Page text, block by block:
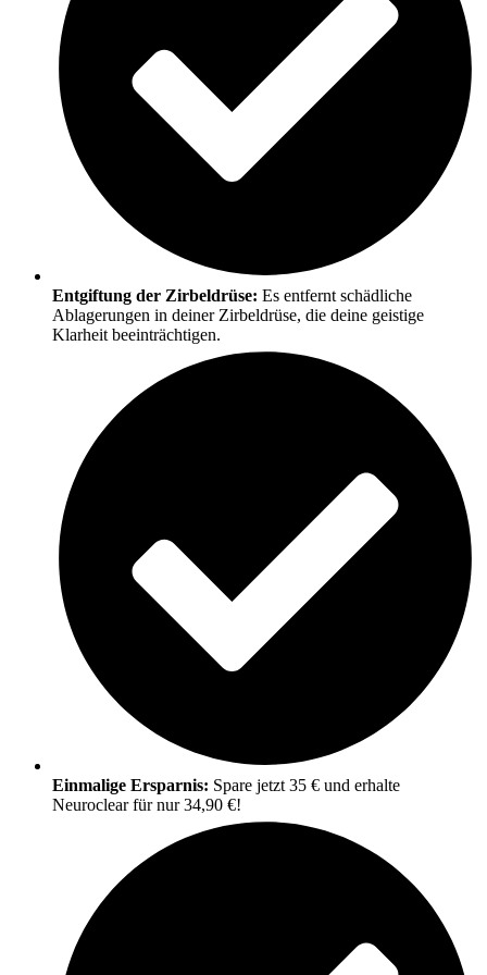
Entgiftung der Zirbeldrüse: Es entfernt schädliche
Ablagerungen in deiner Zirbeldrüse, die deine geistige
Klarheit beeinträchtigen.
Einmalige Ersparnis: Spare jetzt 35 € und erhalte
Neuroclear für nur 34,90 €!